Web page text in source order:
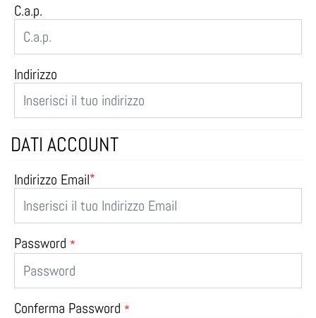
C.a.p.
Indirizzo
DATI ACCOUNT
Indirizzo Email*
Password *
Conferma Password *